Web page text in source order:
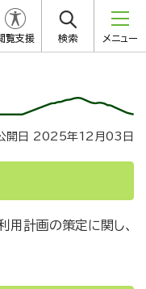
覧支援 検索 メニュー
開日 2025年12月03日
用計画の策定に関し、